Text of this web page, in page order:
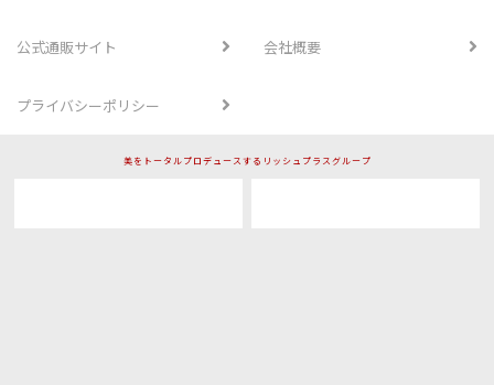
公式通販サイト 会社概要
プライバシーポリシー
美をトータルプロデュースするリッシュプラスグループ